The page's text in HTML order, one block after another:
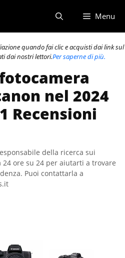
Menu
quando fai clic e acquisti dai link sul
dai nostri lettori.Per saperne di più.
nel 2024
Recensioni
della ricerca sui
ore su 24 per aiutarti a trovare
Puoi contattarla a